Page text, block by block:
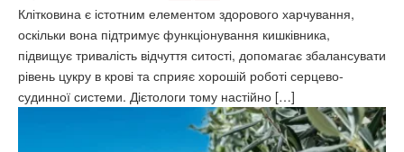
Клітковина є істотним елементом здорового харчування,
оскільки вона підтримує функціонування кишківника,
підвищує тривалість відчуття ситості, допомагає збалансувати
рівень цукру в крові та сприяє хорошій роботі серцево-
судинної системи. Дієтологи тому настійно […]